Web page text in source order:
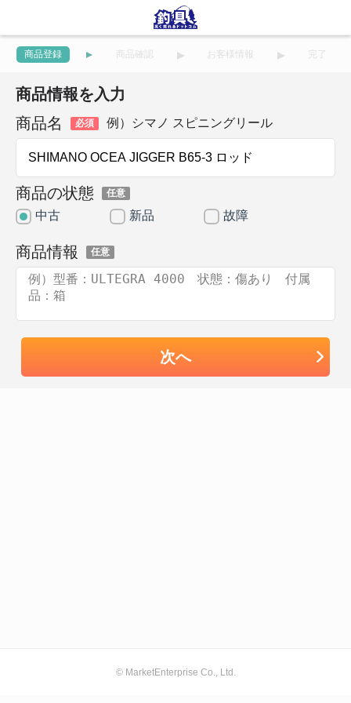
商品登録 商品確認 お客様情報 完了
商品情報を入力
商品名
必須 例）シマノ スピニングリール
商品の状態 任意
中古 新品 故障
商品情報 任意
次へ
© MarketEnterprise Co., Ltd.